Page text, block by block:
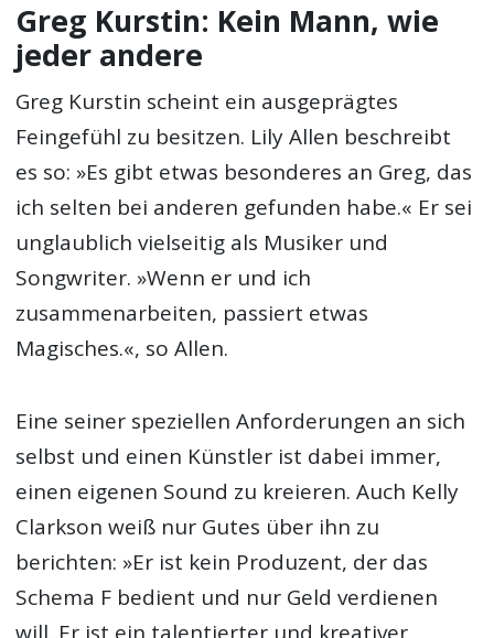
Greg Kurstin: Kein Mann, wie
jeder andere
Greg Kurstin scheint ein ausgeprägtes
Feingefühl zu besitzen. Lily Allen beschreibt
es so: »Es gibt etwas besonderes an Greg, das
ich selten bei anderen gefunden habe.« Er sei
unglaublich vielseitig als Musiker und
Songwriter. »Wenn er und ich
zusammenarbeiten, passiert etwas
Magisches.«, so Allen.
Eine seiner speziellen Anforderungen an sich
selbst und einen Künstler ist dabei immer,
einen eigenen Sound zu kreieren. Auch Kelly
Clarkson weiß nur Gutes über ihn zu
berichten: »Er ist kein Produzent, der das
Schema F bedient und nur Geld verdienen